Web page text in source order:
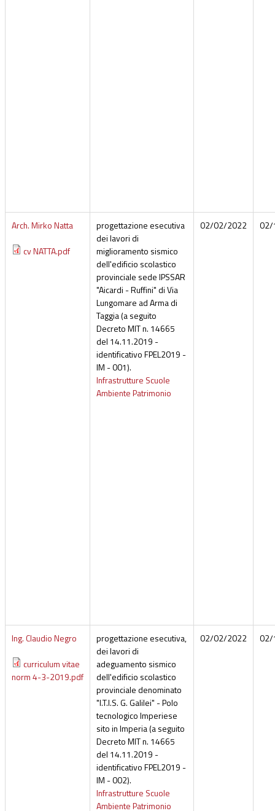
Arch. Mirko Natta
cv NATTA.pdf
progettazione esecutiva
dei lavori di
miglioramento sismico
dell'edificio scolastico
provinciale sede IPSSAR
"Aicardi - Ruffini" di Via
Lungomare ad Arma di
Taggia (a seguito
Decreto MIT n. 14665
del 14.11.2019 -
identificativo FPEL2019 -
IM - 001).
Infrastrutture Scuole
Ambiente Patrimonio
02/02/2022 02/
Ing. Claudio Negro
curriculum vitae
norm 4-3-2019.pdf
progettazione esecutiva,
dei lavori di
adeguamento sismico
dell'edificio scolastico
provinciale denominato
"I.T.I.S. G. Galilei" - Polo
tecnologico Imperiese
sito in Imperia (a seguito
Decreto MIT n. 14665
del 14.11.2019 -
identificativo FPEL2019 -
IM - 002).
Infrastrutture Scuole
Ambiente Patrimonio
02/02/2022 02/